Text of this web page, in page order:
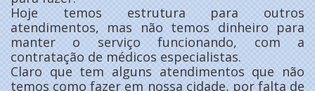
Hoje temos estrutura para outros
atendimentos, mas não temos dinheiro para
manter o serviço funcionando, com a
contratação de médicos especialistas.
Claro que tem alguns atendimentos que não
temos como fazer em nossa cidade, por falta de